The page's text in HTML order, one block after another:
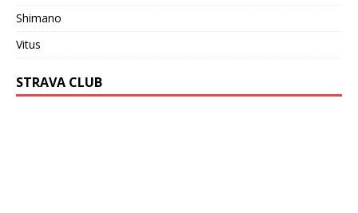
Shimano
Vitus
STRAVA CLUB